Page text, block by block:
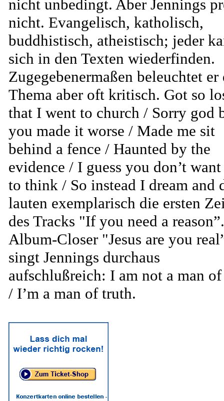
nicht unbedingt. Aber Jennings
nicht. Evangelisch, katholisch,
buddhistisch, atheistisch; jeder
sich in den Texten wiederfinden.
Zugegebenermaßen beleuchtet er
Thema aber oft kritisch. Got so
that I went to church / Sorry god
you made it worse / Made me sit
behind a fence / Haunted by the
evidence / I guess you don’t
to think / So instead I dream and
lauten exemplarisch die ersten
des Tracks "If you need a
Album-Closer "Jesus are you
singt Jennings durchaus
aufschlußreich: I am not a man
/ I’m a man of truth.